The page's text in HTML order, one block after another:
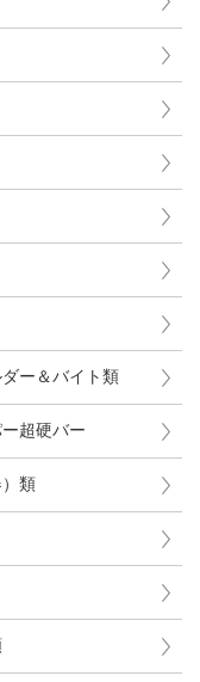
ー＆バイト類
超硬バー
類